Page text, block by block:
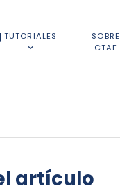
TUTORIALES
SOBRE
CTAE
artículo